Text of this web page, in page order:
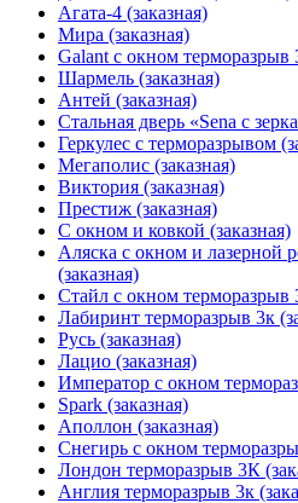
Агата-4 (заказная)
Мира (заказная)
Galant с окном терморазрыв
Шармель (заказная)
Антей (заказная)
Стальная дверь «Sena с
Геркулес с терморазрывом
Мегаполис (заказная)
Виктория (заказная)
Престиж (заказная)
С окном и ковкой (заказная)
Аляска с окном и лазерной
(заказная)
Стайл с окном терморазрыв
Лабиринт терморазрыв 3к
Русь (заказная)
Лацио (заказная)
Император с окном
Spark (заказная)
Аполлон (заказная)
Снегирь с окном
Лондон терморазрыв 3К
Англия терморазрыв 3к